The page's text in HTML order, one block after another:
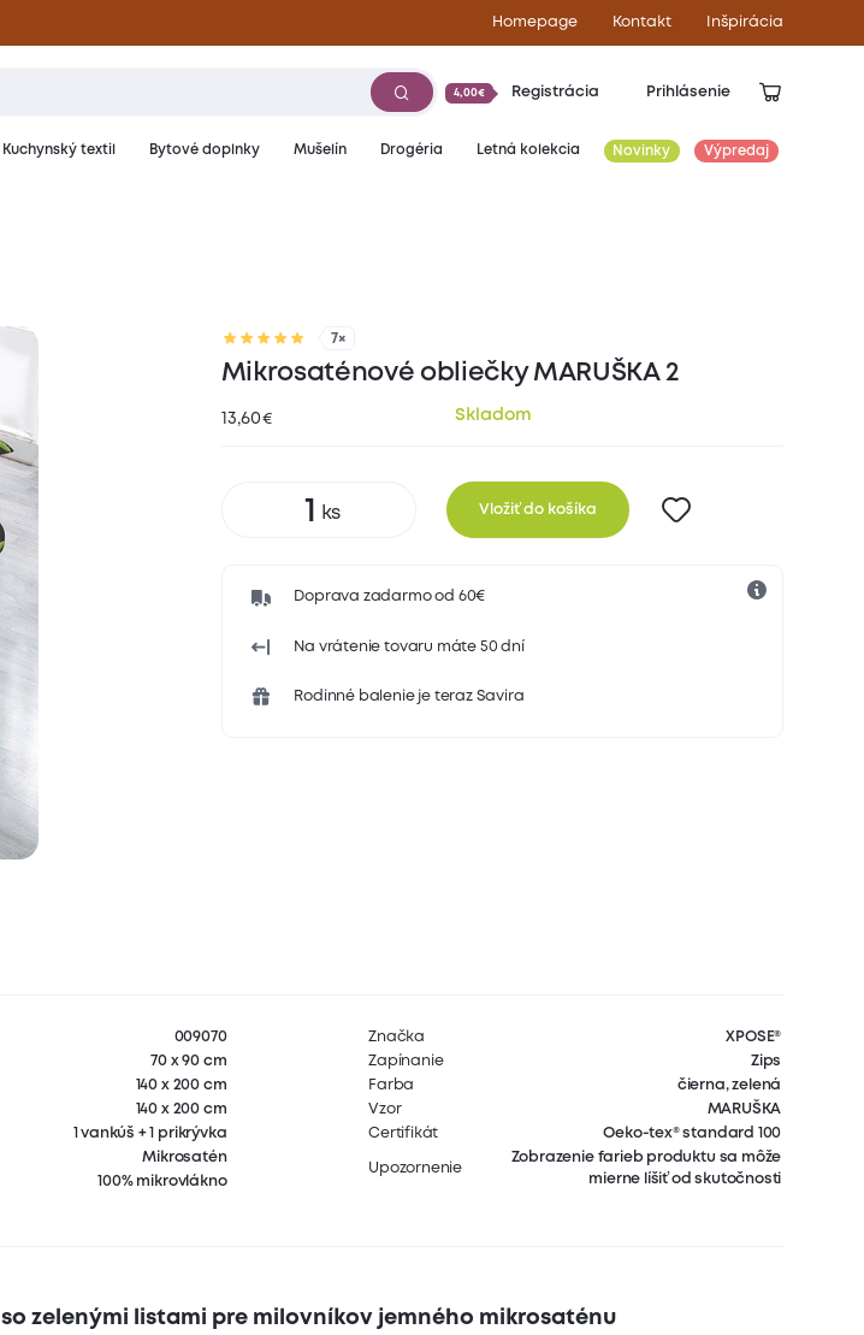
Homepage Kontakt Inšpirácia
4,00€ Registrácia Prihlásenie
Kuchynský textil Bytové doplnky Mušelín Drogéria Letná kolekcia Novinky Výpredaj
7×
Mikrosaténové obliečky MARUŠKA 2
13,60 € Skladom
Vložiť do košíka
Doprava zadarmo od 60€
Na vrátenie tovaru máte 50 dní
Rodinné balenie je teraz Savira
009070
70 x 90 cm
140 x 200 cm
140 x 200 cm
1 vankúš + 1 prikrývka
Mikrosatén
100% mikrovlákno
Značka
XPOSE®
Zapínanie
Zips
Farba
čierna, zelená
Vzor
MARUŠKA
Certifikát
Oeko-tex® standard 100
Upozornenie
Zobrazenie farieb produktu sa môže
mierne líšiť od skutočnosti
so zelenými listami pre milovníkov jemného mikrosaténu